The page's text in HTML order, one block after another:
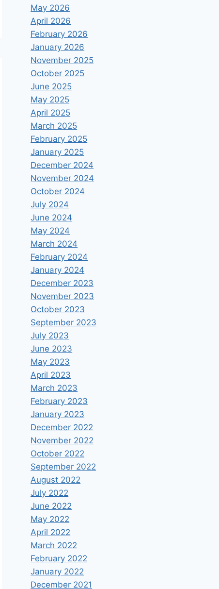
May 2026
April 2026
February 2026
January 2026
November 2025
October 2025
June 2025
May 2025
April 2025
March 2025
February 2025
January 2025
December 2024
November 2024
October 2024
July 2024
June 2024
May 2024
March 2024
February 2024
January 2024
December 2023
November 2023
October 2023
September 2023
July 2023
June 2023
May 2023
April 2023
March 2023
February 2023
January 2023
December 2022
November 2022
October 2022
September 2022
August 2022
July 2022
June 2022
May 2022
April 2022
March 2022
February 2022
January 2022
December 2021